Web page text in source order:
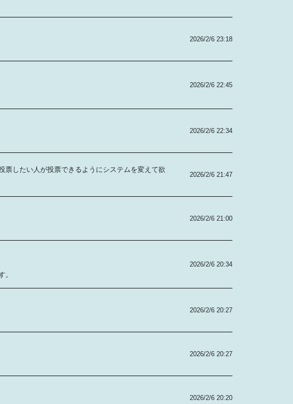
2026/2/6 23:18
2026/2/6 22:45
2026/2/6 22:34
票したい人が投票できるようにシステムを変えて欲
2026/2/6 21:47
2026/2/6 21:00
。
2026/2/6 20:34
2026/2/6 20:27
2026/2/6 20:27
2026/2/6 20:20